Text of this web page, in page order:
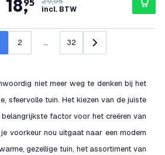
18,
95
incl. BTW
2 ... 32 Volgende
niet meer weg te denken bij het
sfeervolle tuin. Het kiezen van de juiste
factor voor het creëren van
voorkeur nou uitgaat naar een modern
gezellige tuin, het assortiment van